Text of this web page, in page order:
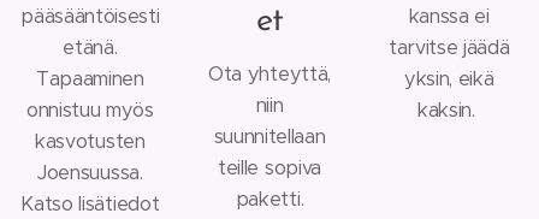
pääsääntöisesti
etänä.
Tapaaminen
onnistuu myös
kasvotusten
Joensuussa.
Katso lisätiedot
et
Ota yhteyttä,
niin
suunnitellaan
teille sopiva
paketti.
kanssa ei
tarvitse jäädä
yksin, eikä
kaksin.